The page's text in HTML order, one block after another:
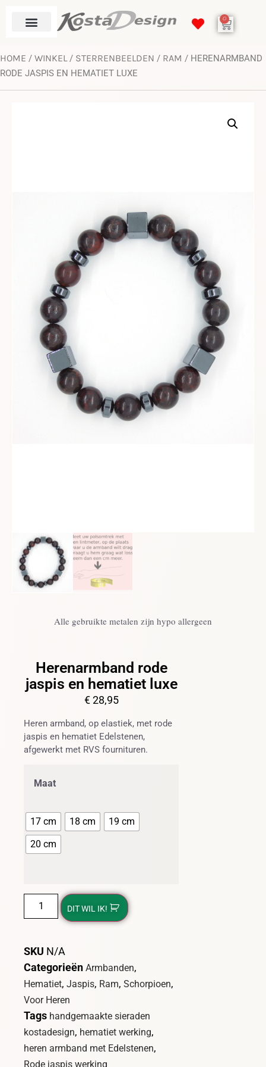
0
HOME / WINKEL/ STERRENBEELDEN / RAM / HERENARMBAND
RODE JASPIS EN HEMATIET LUXE
Alle gebruikte metalen zijn hypo allergeen
Herenarmband rode
jaspis en hematiet luxe
€28,95
Heren armband, op elastiek, met rode
jaspis en hematiet Edelstenen,
afgewerkt met RVS fournituren.
Maat
17 cm 18 cm
19 cm
20 cm
DIT WIL IK!
SKU N/A
Categorieën Armbanden,
Hematiet, Jaspis, Ram, Schorpioen,
Voor Heren
Tags handgemaakte sieraden
kostadesign, hematiet werking,
heren armband met Edelstenen,
Rode jaspis werking